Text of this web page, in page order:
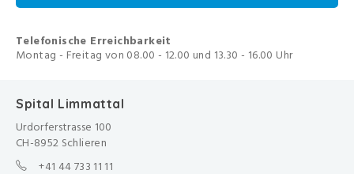
Telefonische Erreichbarkeit
Montag - Freitag von 08.00 - 12.00 und 13.30 - 16.00 Uhr
Spital Limmattal
Urdorferstrasse 100
CH-8952 Schlieren
+41 44 733 11 11